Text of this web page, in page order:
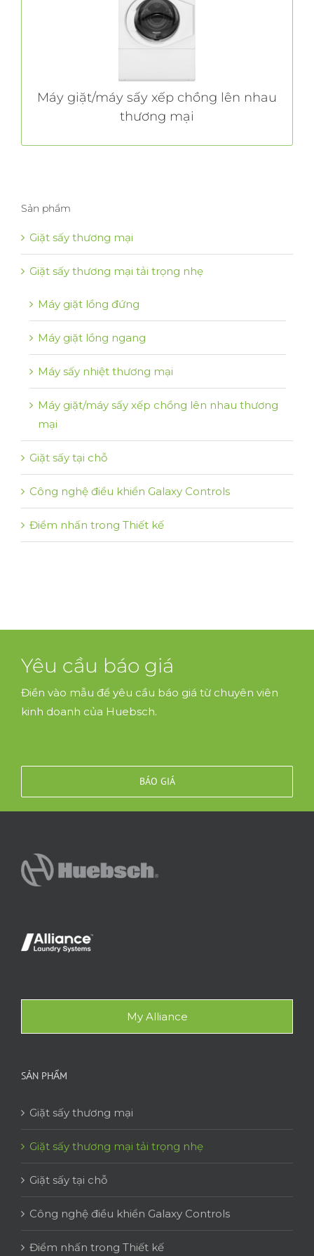
Máy giặt/máy sấy xếp chồng lên nhau
thương mại
sàn so với những chiếc máy khác.
Sản phẩm
Giặt sấy thương mại
Giặt sấy thương mại tải trọng nhẹ
Máy giặt lồng đứng
Máy giặt lồng ngang
Máy sấy nhiệt thương mại
Máy giặt/máy sấy xếp chồng lên nhau thương
mại
Giặt sấy tại chỗ
Công nghệ điều khiển Galaxy Controls
Điểm nhấn trong Thiết kế
Yêu cầu báo giá
Điền vào mẫu để yêu cầu báo giá từ chuyên viên
kinh doanh của Huebsch.
BÁO GIÁ
My Alliance
SẢN PHẨM
Giặt sấy thương mại
Giặt sấy thương mại tải trọng nhẹ
Giặt sấy tại chỗ
Công nghệ điều khiển Galaxy Controls
Điểm nhấn trong Thiết kế